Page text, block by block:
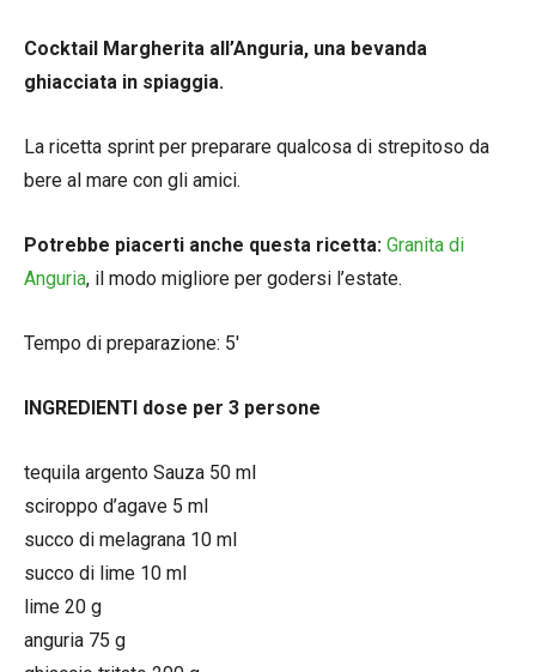
Cocktail Margherita all’Anguria, una bevanda
ghiacciata in spiaggia.
La ricetta sprint per preparare qualcosa di strepitoso da
bere al mare con gli amici.
Potrebbe piacerti anche questa ricetta: Granita di
Anguria, il modo migliore per godersi l’estate.
Tempo di preparazione: 5′
INGREDIENTI dose per 3 persone
tequila argento Sauza 50 ml
sciroppo d’agave 5 ml
succo di melagrana 10 ml
succo di lime 10 ml
lime 20 g
anguria 75 g